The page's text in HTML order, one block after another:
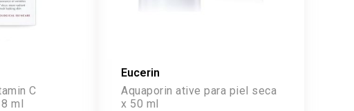
C
ml
Eucerin
Aquaporin ative para piel seca
x 50 ml